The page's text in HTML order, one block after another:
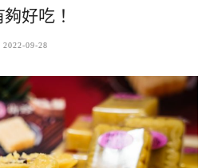
好吃！
2022-09-28